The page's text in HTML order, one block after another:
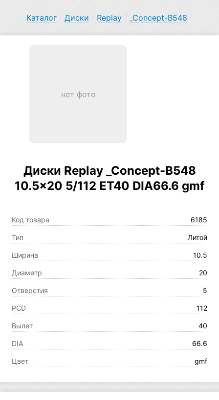
Каталог Диски Replay _Concept-B548
нет фото
Диски Replay _Concept-B548
10.5×20 5/112 ET40 DIA66.6 gmf
Код товара 6185
Тип Литой
Ширина 10.5
Диаметр 20
Отверстия 5
PCD 112
Вылет 40
DIA 66.6
Цвет gmf